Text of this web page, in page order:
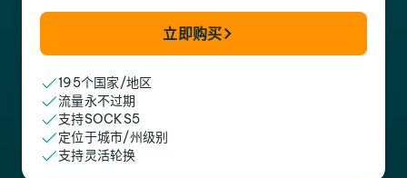
立即购买
195个国家/地区
流量永不过期
支持SOCKS5
定位于城市/州级别
支持灵活轮换